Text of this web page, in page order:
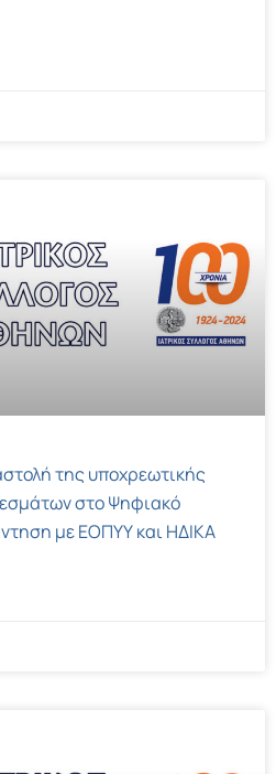
της υποχρεωτικής
στο Ψηφιακό
με ΕΟΠΥΥ και ΗΔΙΚΑ